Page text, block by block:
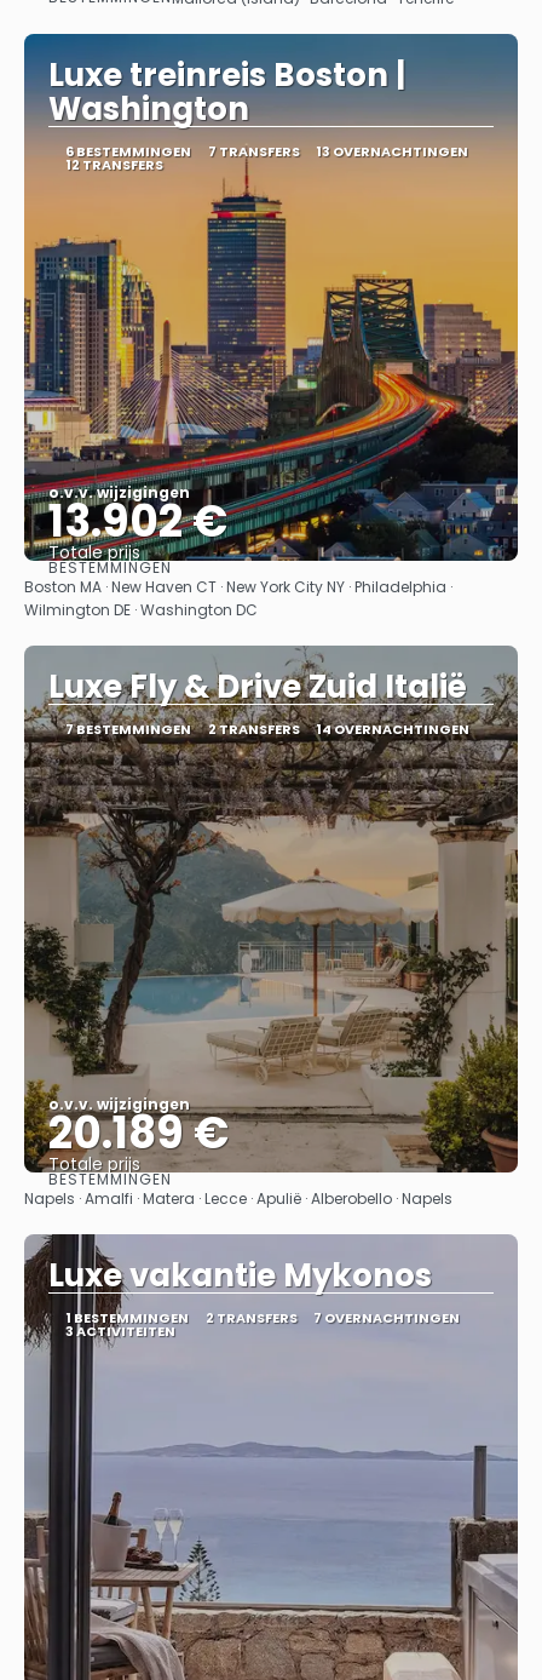
Bekijk
Luxe treinreis Boston |
Washington
6 BESTEMMINGEN 7 TRANSFERS 13 OVERNACHTINGEN
12 TRANSFERS
o.v.v. wijzigingen
13.902 €
Totale prijs
Bekijk
BESTEMMINGEN
Boston MA · New Haven CT · New York City NY · Philadelphia ·
Wilmington DE · Washington DC
Luxe Fly & Drive Zuid Italië
7 BESTEMMINGEN 2 TRANSFERS 14 OVERNACHTINGEN
o.v.v. wijzigingen
20.189 €
Totale prijs
Bekijk
BESTEMMINGEN
Napels · Amalfi · Matera · Lecce · Apulië · Alberobello · Napels
Luxe vakantie Mykonos
1 BESTEMMINGEN 2 TRANSFERS 7 OVERNACHTINGEN
3 ACTIVITEITEN